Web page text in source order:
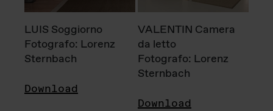
LUIS Soggiorno
Fotografo: Lorenz
Sternbach
Download
VALENTIN Camera
da letto
Fotografo: Lorenz
Sternbach
Download